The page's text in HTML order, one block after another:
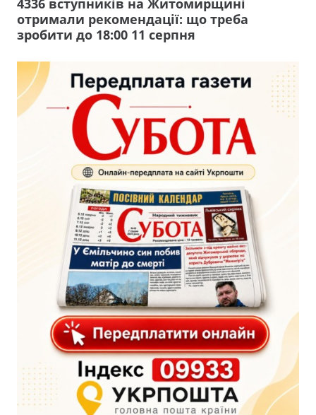
4336 вступників на Житомирщині
отримали рекомендації: що треба
зробити до 18:00 11 серпня